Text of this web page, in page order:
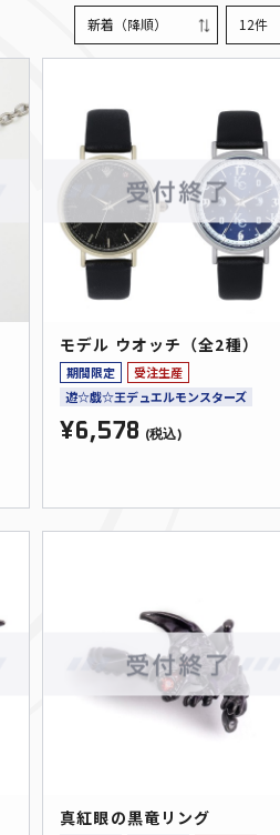
モデル ウオッチ（全2種）
期間限定
受注生産
遊☆戯☆王デュエルモンスターズ
¥6,578 (税込)
真紅眼の黒竜リング